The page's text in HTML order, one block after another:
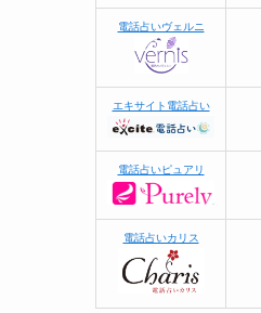
電話占いヴェルニ
エキサイト電話占い
電話占いピュアリ
電話占いカリス